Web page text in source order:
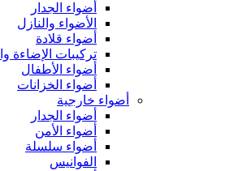
أضواء الجدار
الأضواء والنازل
أضواء قلادة
تركيبات الإضاءة
أضواء الأطفال
أضواء الخزانات
أضواء خارجية
أضواء الجدار
أضواء الأمن
أضواء سلسلة
الفوانيس